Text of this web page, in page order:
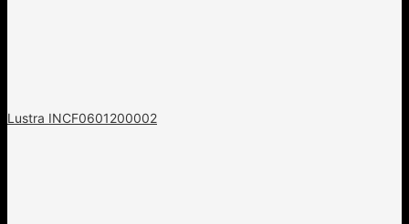
Lustra INCF0601200002